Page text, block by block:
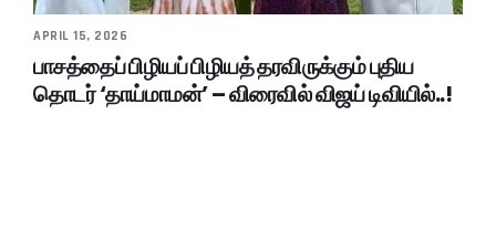
APRIL 15, 2026
பாசத்தைப் பிழியப் பிழியத் தரவிருக்கும் புதிய
தொடர் ‘தாய்மாமன்’ – விரைவில் விஜய் டிவியில்..!